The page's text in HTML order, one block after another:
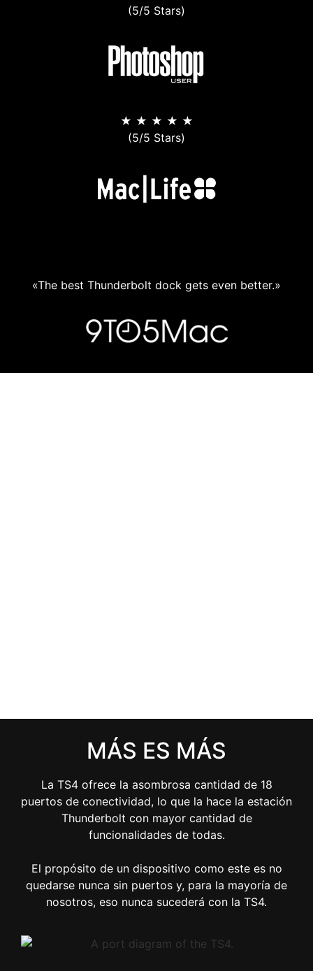
(5/5 Stars)
★ ★ ★ ★ ★
(5/5 Stars)
«The best Thunderbolt dock gets even better.»
MÁS ES MÁS
La TS4 ofrece la asombrosa cantidad de 18
puertos de conectividad, lo que la hace la estación
Thunderbolt con mayor cantidad de
funcionalidades de todas.
El propósito de un dispositivo como este es no
quedarse nunca sin puertos y, para la mayoría de
nosotros, eso nunca sucederá con la TS4.